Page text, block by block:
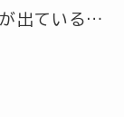
出ている…